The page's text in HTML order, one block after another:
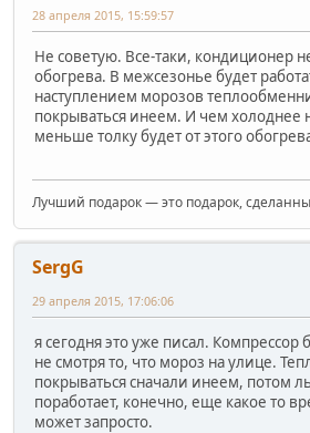
28 апреля 2015, 15:59:57
Не советую. Все-таки, кондиционер
обогрева. В межсезонье будет
наступлением морозов
покрываться инеем. И чем холоднее
меньше толку будет от этого
Лучший подарок — это подарок,
SergG
29 апреля 2015, 17:06:06
я сегодня это уже писал. Компрессор
не смотря то, что мороз на улице.
покрываться сначали инеем, потом
поработает, конечно, еще какое то
может запросто.